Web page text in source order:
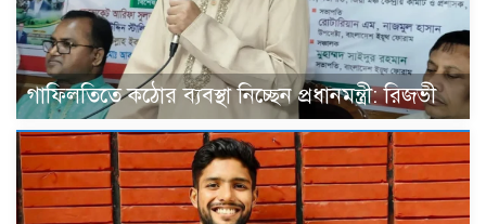
গাফিলতিতে কঠোর ব্যবস্থা নিচ্ছেন প্রধানমন্ত্রী: রিজভী